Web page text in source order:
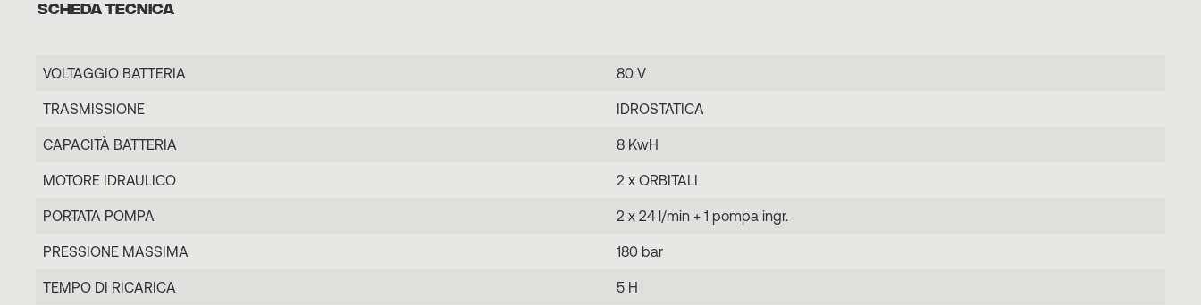
SCHEDA TECNICA
VOLTAGGIO BATTERIA 80 V
TRASMISSIONE IDROSTATICA
CAPACITÀ BATTERIA 8 KwH
MOTORE IDRAULICO 2 x ORBITALI
PORTATA POMPA 2 x 24 l/min + 1 pompa ingr.
PRESSIONE MASSIMA 180 bar
TEMPO DI RICARICA 5 H